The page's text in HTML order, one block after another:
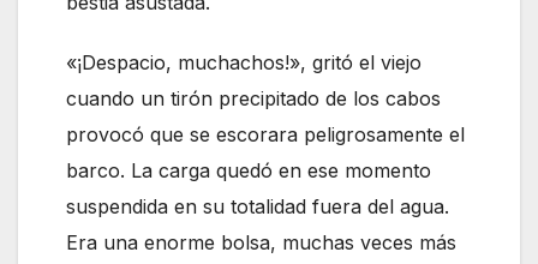
«¡Despacio, muchachos!», gritó el viejo
cuando un tirón precipitado de los cabos
provocó que se escorara peligrosamente el
barco. La carga quedó en ese momento
suspendida en su totalidad fuera del agua.
Era una enorme bolsa, muchas veces más